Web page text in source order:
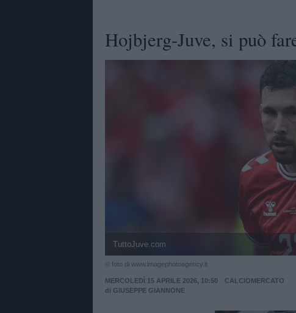
Hojbjerg-Juve, si può
TuttoJuve.com
© foto di www.imagephotoagency.it
MERCOLEDÌ 15 APRILE 2026, 10:50
CALCIOMERCATO
di GIUSEPPE GIANNONE